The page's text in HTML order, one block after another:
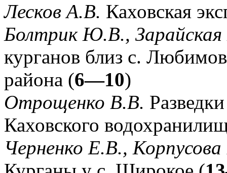
Лесков А.В. Каховская
Болтрик Ю.В.,
курганов близ с.
района (6—10)
Отрощенко В.В.
Каховского
Черненко Е.В.,